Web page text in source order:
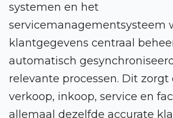
systemen en het
servicemanagementsysteem
klantgegevens centraal
automatisch
relevante processen. Dit zorgt
verkoop, inkoop, service en
allemaal dezelfde accurate